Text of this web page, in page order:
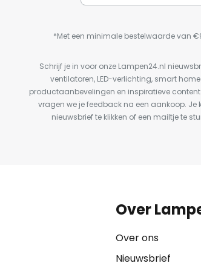
*Met een minimale bestelwaarde van
Schrijf je in voor onze Lampen24.nl
ventilatoren, LED-verlichting, smart
productaanbevelingen en inspiratieve
vragen we je feedback na een aankoop.
nieuwsbrief te klikken of een mailtje te
Over
Over ons
Nieuwsbrief